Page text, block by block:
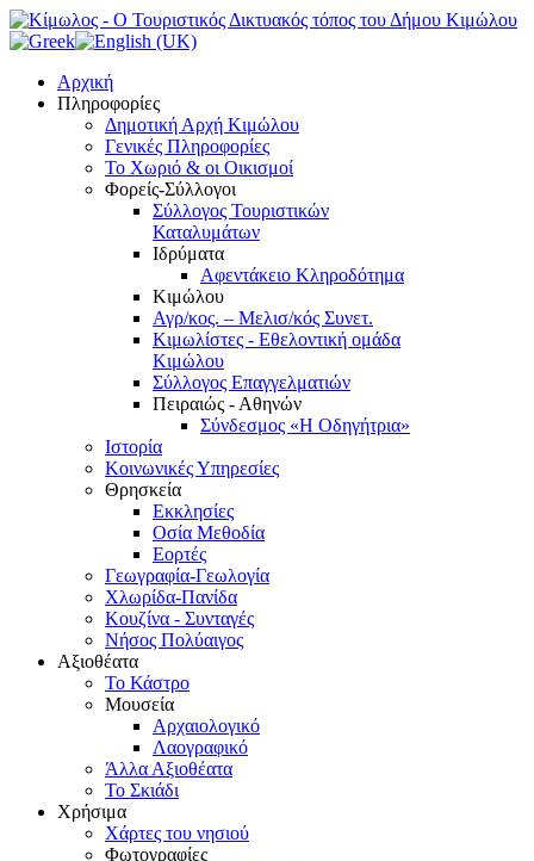
Αρχική
Πληροφορίες
Δημοτική Αρχή Κιμώλου
Γενικές Πληροφορίες
Το Xωριό & οι Οικισμοί
Φορείς-Σύλλογοι
Σύλλογος Τουριστικών
Καταλυμάτων
Ιδρύματα
Αφεντάκειο Κληροδότημα
Κιμώλου
Αγρ/κος. – Μελισ/κός Συνετ.
Κιμωλίστες - Εθελοντική ομάδα
Κιμώλου
Σύλλογος Επαγγελματιών
Πειραιώς - Αθηνών
Σύνδεσμος «Η Οδηγήτρια»
Ιστορία
Κοινωνικές Υπηρεσίες
Θρησκεία
Εκκλησίες
Οσία Μεθοδία
Εορτές
Γεωγραφία-Γεωλογία
Χλωρίδα-Πανίδα
Κουζίνα - Συνταγές
Νήσος Πολύαιγος
Αξιοθέατα
Το Κάστρο
Μουσεία
Αρχαιολογικό
Λαογραφικό
Άλλα Αξιοθέατα
Το Σκιάδι
Χρήσιμα
Χάρτες του νησιού
Φωτογραφίες